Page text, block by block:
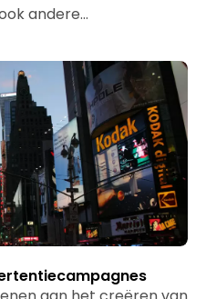
andere…